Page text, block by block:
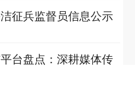
征兵监督员信息公示
台盘点：深耕媒体传